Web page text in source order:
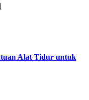
Alat Tidur untuk